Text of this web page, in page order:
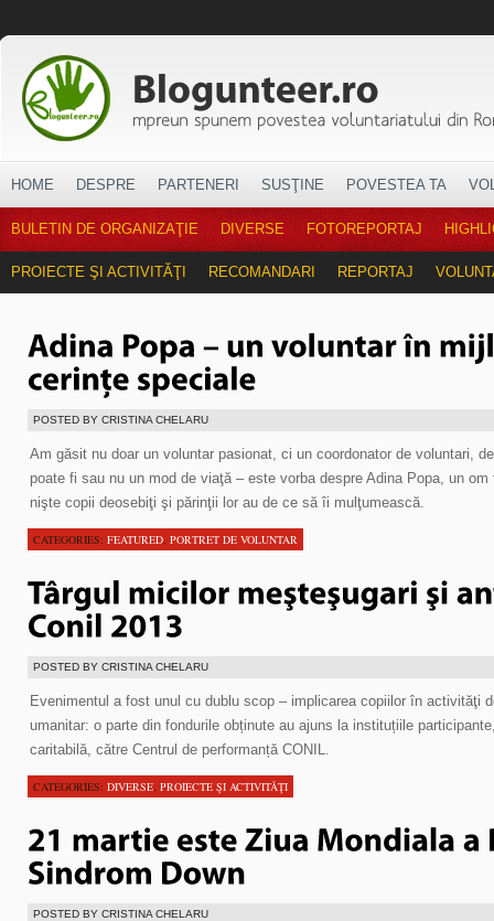
HOME DESPRE PARTENERI SUSŢINE POVESTEA TA
BULETIN DE ORGANIZAŢIE DIVERSE FOTOREPORTAJ
PROIECTE ŞI ACTIVITĂŢI RECOMANDARI REPORTAJ
POSTED BY CRISTINA CHELARU
Am găsit nu doar un voluntar pasionat, ci un coordonator de voluntari,
poate fi sau nu un mod de viaţă – este vorba despre Adina Popa, un
nişte copii deosebiţi şi părinţii lor au de ce să îi mulţumească.
CATEGORIES: FEATURED, PORTRET DE VOLUNTAR
POSTED BY CRISTINA CHELARU
Evenimentul a fost unul cu dublu scop – implicarea copiilor în activităţi
umanitar: o parte din fondurile obținute au ajuns la instituțiile
caritabilă, către Centrul de performanță CONIL.
CATEGORIES: DIVERSE, PROIECTE ŞI ACTIVITĂŢI
POSTED BY CRISTINA CHELARU